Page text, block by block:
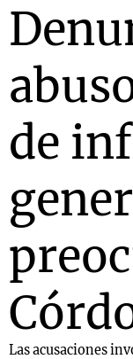
de
Las acusaciones